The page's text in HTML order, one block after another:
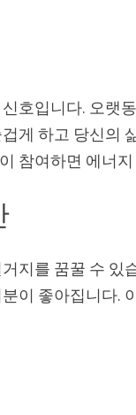
호입니다. 오랫
게 하고 당신의
참여하면 에너
지를 꿈꿀 수 있
이 좋아집니다.